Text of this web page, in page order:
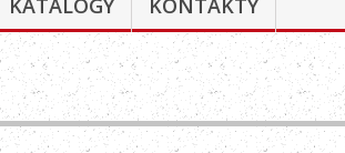
KATALOGY KONTAKTY